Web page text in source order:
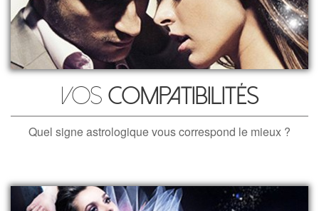
Vos compatibilités
Quel signe astrologique vous correspond le mieux ?